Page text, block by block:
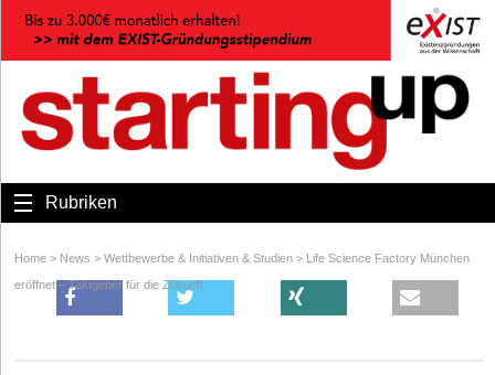
Rubriken
Home > News > Wettbewerbe & Initiativen & Studien > Life Science Factory München
eröffnet – Taktgeber für die Zukunft